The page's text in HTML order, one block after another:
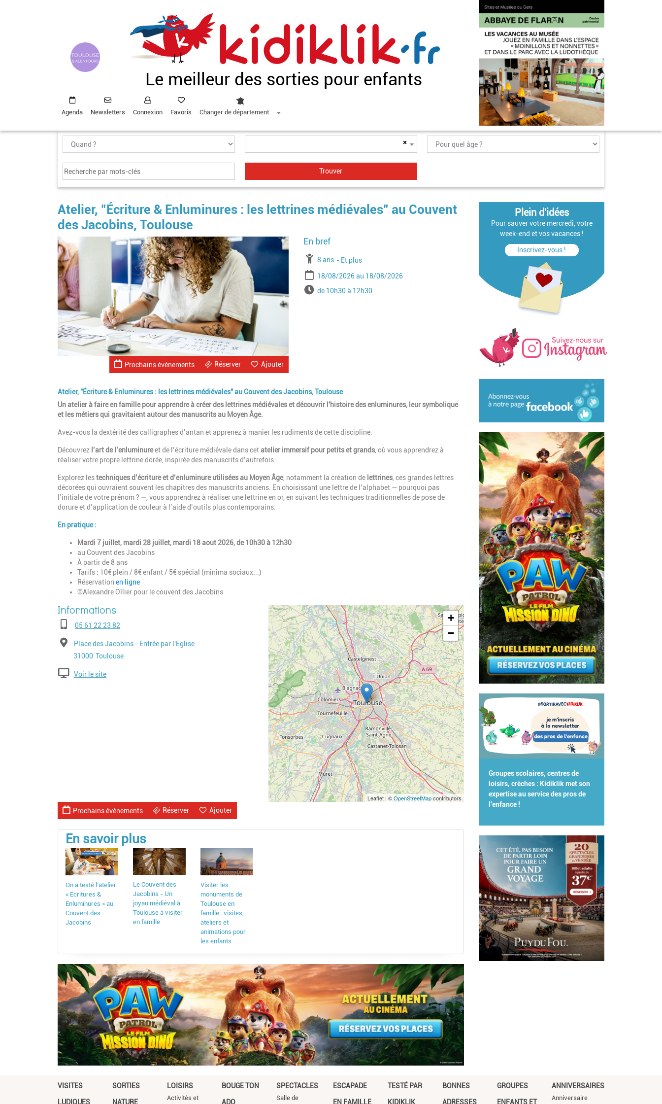
Le meilleur des sorties pour enfants
Agenda Newsletters Connexion Favoris Changer de département
×
Atelier, "Écriture & Enluminures : les lettrines médiévales" au Couvent
des Jacobins, Toulouse
Image
Ajouter
Réserver
Prochains événements
À partir de
8 ans Jusqu'à l'age de
Et plus
Période
Date de début
18/08/2026 Date de fin
18/08/2026
Horairesde 10h30 à 12h30
Atelier, "Écriture & Enluminures : les lettrines médiévales" au Couvent des Jacobins, Toulouse
Un atelier à faire en famille pour apprendre à créer des lettrines médiévales et découvrir l'histoire des enluminures, leur symbolique
et les métiers qui gravitaient autour des manuscrits au Moyen Âge.
Avez-vous la dextérité des calligraphes d’antan et apprenez à manier les rudiments de cette discipline.
Découvrez l’art de l’enluminureet de l’écriture médiévale dans cetatelier immersif pour petits et grands , où vous apprendrez à
réaliser votre propre lettrine dorée, inspirée des manuscrits d’autrefois.
Explorez lestechniques d’écriture et d’enluminure utilisées au Moyen Âge, notamment la création de lettrines , ces grandes lettres
décorées qui ouvraient souvent les chapitres des manuscrits anciens. En choisissant une lettre de l’alphabet — pourquoi pas
l’initiale de votre prénom ? —, vous apprendrez à réaliser une lettrine en or, en suivant les techniques traditionnelles de pose de
dorure et d’application de couleur à l’aide d’outils plus contemporains.
En pratique :
Mardi 7 juillet, mardi 28 juillet, mardi 18 aout 2026, de 10h30 à 12h30
au Couvent des Jacobins
À partir de 8 ans
Tarifs : 10€ plein / 8€ enfant / 5€ spécial (minima sociaux...)
Réservation en ligne
©Alexandre Ollier pour le couvent des Jacobins
Téléphone05 61 22 23 82
AdressePlace des Jacobins - Entrée par l'Eglise
Code postal
31000 Ville
Toulouse
Voir le site
Geolocalisation
+
−
Leaflet | ©OpenStreetMapcontributors
Ajouter
Réserver
Prochains événements
En savoir plus
On a testé l’atelier
« Écritures &
Enluminures » au
Couvent des
Jacobins
Le Couvent des
Jacobins - Un
joyau médiéval à
Toulouse à visiter
en famille
Visiter les
monuments de
Toulouse en
famille : visites,
ateliers et
animations pour
les enfants
Plein d'idées
Pour sauver votre mercredi, votre
week-end et vos vacances !
Inscrivez-vous !
Groupes scolaires, centres de
loisirs, crèches : Kidiklik met son
expertise au service des pros de
l'enfance !
VISITES
LUDIQUES
SORTIES
NATURE
LOISIRS
Activités et
BOUGE TON
ADO
SPECTACLES
Salle de
ESCAPADE
EN FAMILLE
TESTÉ PAR
KIDIKLIK
BONNES
ADRESSES
GROUPES
ENFANTS ET
ANNIVERSAIRES
Anniversaire